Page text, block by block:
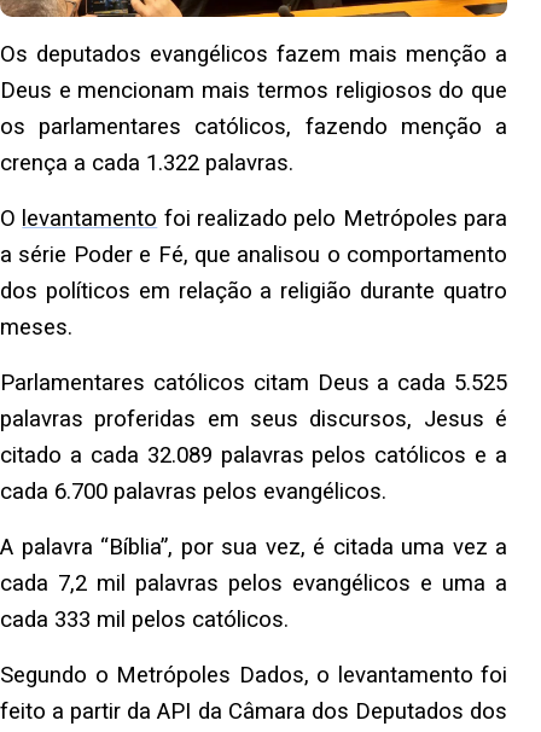
Os deputados evangélicos fazem mais menção a
Deus e mencionam mais termos religiosos do que
os parlamentares católicos, fazendo menção a
crença a cada 1.322 palavras.
O levantamento foi realizado pelo Metrópoles para
a série Poder e Fé, que analisou o comportamento
dos políticos em relação a religião durante quatro
meses.
Parlamentares católicos citam Deus a cada 5.525
palavras proferidas em seus discursos, Jesus é
citado a cada 32.089 palavras pelos católicos e a
cada 6.700 palavras pelos evangélicos.
A palavra “Bíblia”, por sua vez, é citada uma vez a
cada 7,2 mil palavras pelos evangélicos e uma a
cada 333 mil pelos católicos.
Segundo o Metrópoles Dados, o levantamento foi
feito a partir da API da Câmara dos Deputados dos